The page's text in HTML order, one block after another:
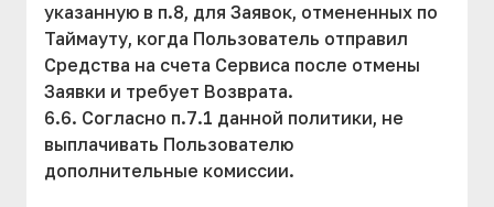
указанную в п.8, для Заявок, отмененных по
Таймауту, когда Пользователь отправил
Средства на счета Сервиса после отмены
Заявки и требует Возврата.
6.6. Согласно п.7.1 данной политики, не
выплачивать Пользователю
дополнительные комиссии.